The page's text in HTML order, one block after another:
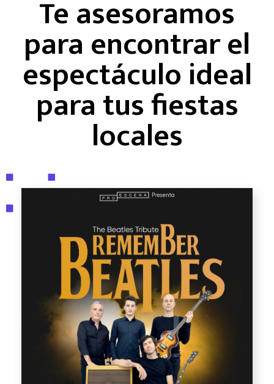
Te asesoramos
para encontrar el
espectáculo ideal
para tus fiestas
locales